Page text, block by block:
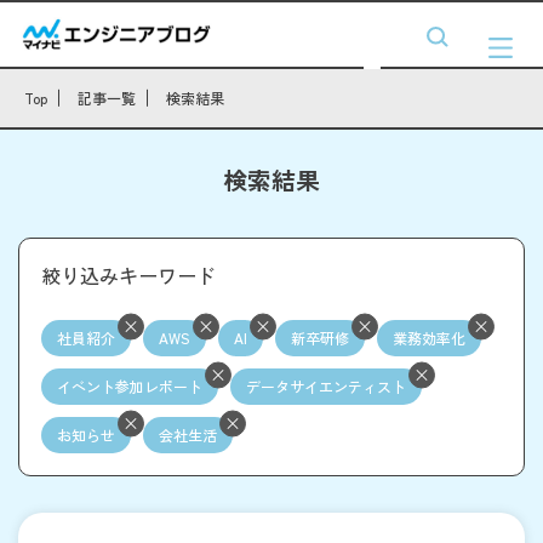
Top 記事一覧 検索結果
検索結果
絞り込みキーワード
社員紹介 AWS AI 新卒研修 業務効率化
イベント参加レポート データサイエンティスト
お知らせ 会社生活